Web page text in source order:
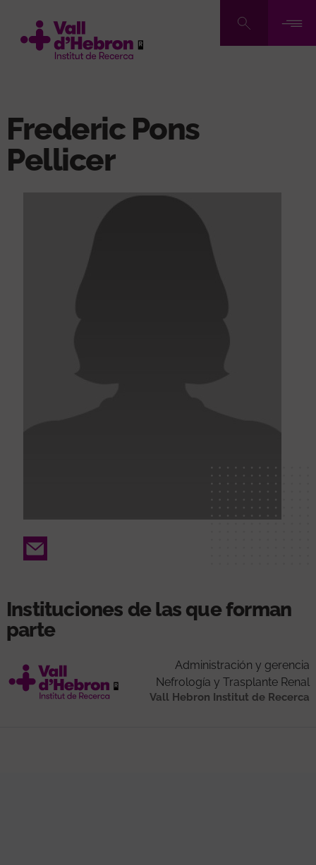
contenido
Frederic Pons
Pellicer
Email
Instituciones de las que forman
parte
Administración y gerencia
Nefrología y Trasplante Renal
Vall Hebron Institut de Recerca